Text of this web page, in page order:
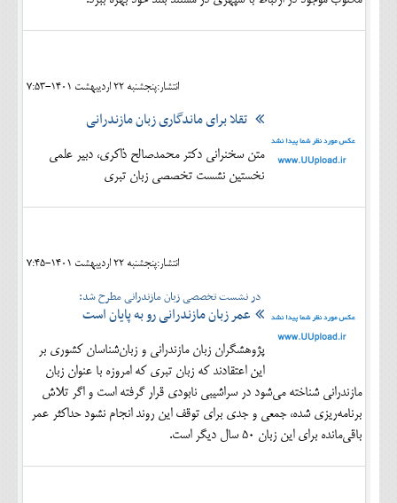
انتشار:پنجشنبه 22 ارديبهشت 1401-7:53
تقلا برای ماندگاری زبان مازندرانی
متن سخنرانی دکتر محمدصالح ذاکری، دبیر علمی
نخستین نشست تخصصی زبان تبری
انتشار:پنجشنبه 22 ارديبهشت 1401-7:45
در نشست تخصصی زبان مازندرانی مطرح شد:
عمر زبان مازندرانی رو به پایان است
پژوهشگران زبان مازندرانی و زبان‌شناسان کشوری بر
این اعتقادند که زبان تبری که امروزه با عنوان زبان
مازندرانی شناخته می‌شود در سراشیبی نابودی قرار گرفته است و اگر تلاش
برنامه‌ریزی شده، جمعی و جدی برای توقف این روند انجام نشود حداکثر عمر
باقی‌مانده برای این زبان ۵۰ سال دیگر است.